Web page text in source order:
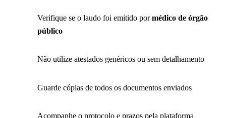
Verifique se o laudo foi emitido pormédico de órgão
público
Não utilize atestados genéricos ou sem detalhamento
Guarde cópias de todos os documentos enviados
Acompanhe o protocolo e prazos pela plataforma